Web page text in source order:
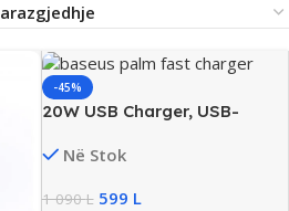
-45%
20W USB Charger, USB-
Portable, New
Në Stok
1 090L 599 L